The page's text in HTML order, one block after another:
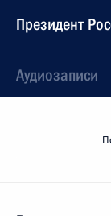
Президент
Аудиозаписи